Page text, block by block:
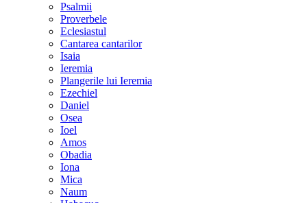
Psalmii
Proverbele
Eclesiastul
Cantarea cantarilor
Isaia
Ieremia
Plangerile lui Ieremia
Ezechiel
Daniel
Osea
Ioel
Amos
Obadia
Iona
Mica
Naum